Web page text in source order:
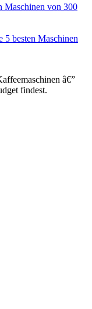
Maschinen von 300
5 besten Maschinen
â€”
findest.